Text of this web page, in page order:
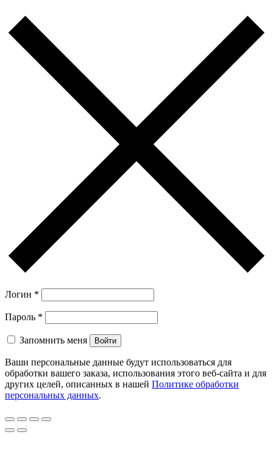
Логин *
Пароль *
Запомнить меня Войти
Ваши персональные данные будут использоваться для
обработки вашего заказа, использования этого веб-сайта и для
других целей, описанных в нашей Политике обработки
персональных данных.